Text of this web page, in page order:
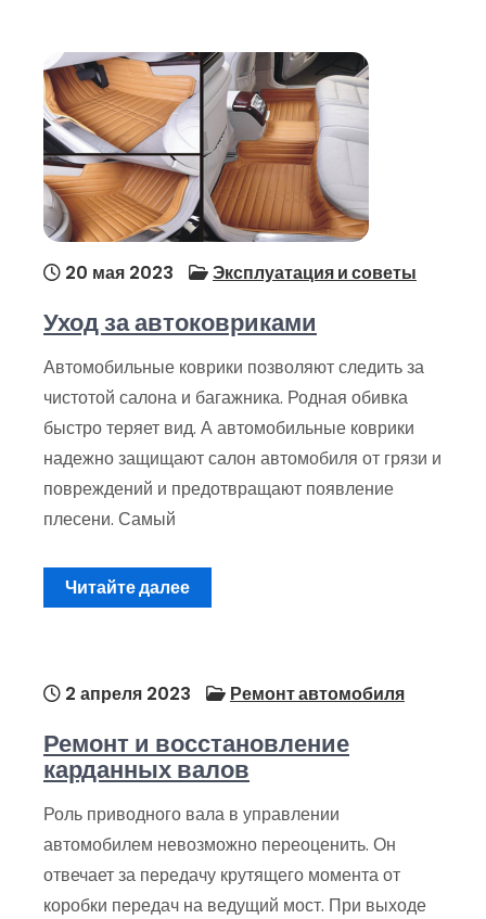
20 мая 2023 Эксплуатация и советы
Уход за автоковриками
Автомобильные коврики позволяют следить за
чистотой салона и багажника. Родная обивка
быстро теряет вид. А автомобильные коврики
надежно защищают салон автомобиля от грязи и
повреждений и предотвращают появление
плесени. Самый
Читайте далее
2 апреля 2023 Ремонт автомобиля
Ремонт и восстановление
карданных валов
Роль приводного вала в управлении
автомобилем невозможно переоценить. Он
отвечает за передачу крутящего момента от
коробки передач на ведущий мост. При выходе